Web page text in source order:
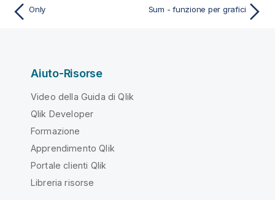
Only Sum - funzione per grafici
Aiuto-Risorse
Video della Guida di Qlik
Qlik Developer
Formazione
Apprendimento Qlik
Portale clienti Qlik
Libreria risorse